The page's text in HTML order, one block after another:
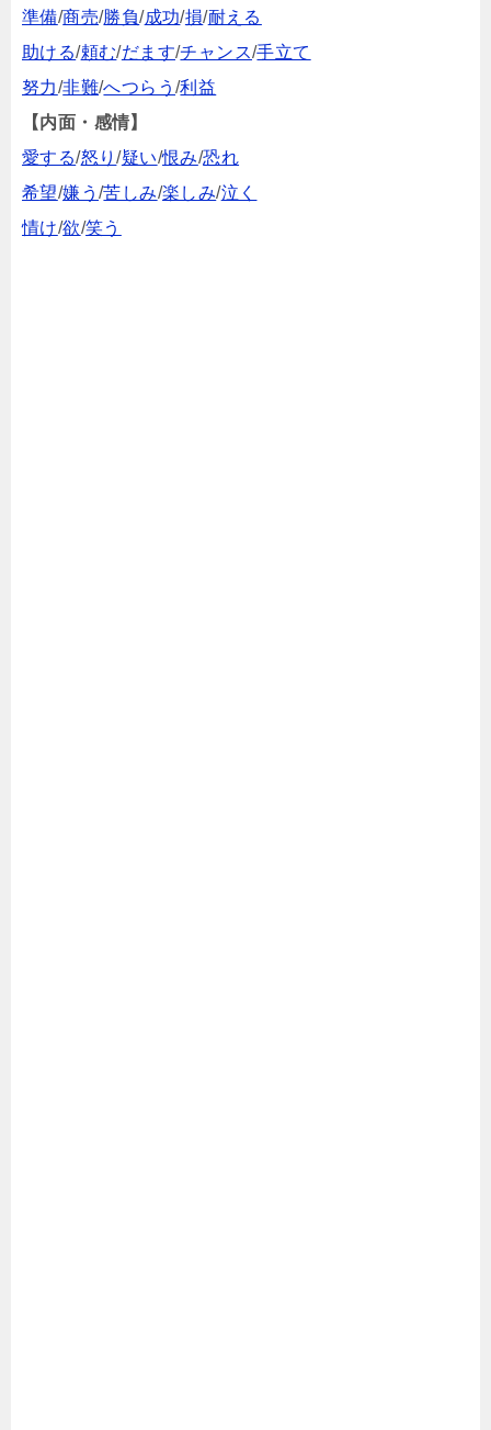
準備/商売/勝負/成功/損/耐える
助ける/頼む/だます/チャンス/手立て
努力/非難/へつらう/利益
【内面・感情】
愛する/怒り/疑い/恨み/恐れ
希望/嫌う/苦しみ/楽しみ/泣く
情け/欲/笑う